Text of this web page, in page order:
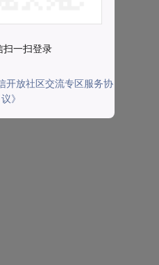
扫一扫登录
开放社区交流专区服务协
议》